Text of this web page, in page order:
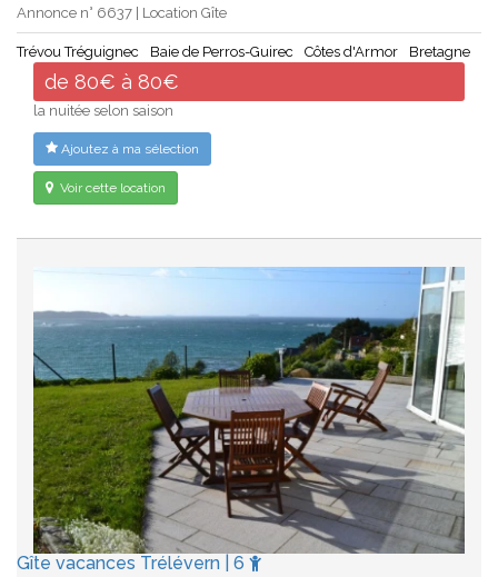
Annonce n° 6637 | Location Gîte
Trévou Tréguignec Baie de Perros-Guirec Côtes d'Armor Bretagne
de 80€ à 80€
la nuitée selon saison
Ajoutez à ma sélection
Voir cette location
Gîte vacances Trélévern | 6